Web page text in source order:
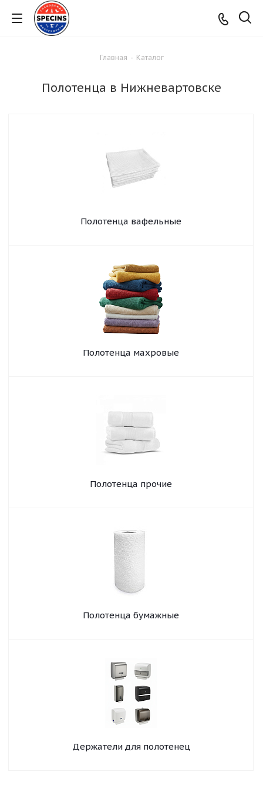
Главная - Каталог
Полотенца в Нижневартовске
Полотенца вафельные
Полотенца махровые
Полотенца прочие
Полотенца бумажные
Держатели для полотенец